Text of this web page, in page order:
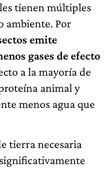
tienen múltiples
ambiente. Por
emite
gases de efecto
a la mayoría de
animal y
menos agua que
tierra necesaria